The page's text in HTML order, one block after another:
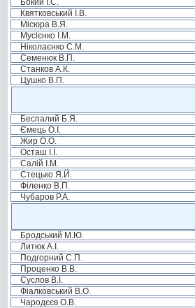
Бокий І.С.
Квятковський І.В.
Місюра В.Я.
Мусієнко І.М.
Ніколаєнко С.М.
Семенюк В.П.
Станков А.К.
Цушко В.П.
Беспалий Б.Я.
Ємець О.І.
Жир О.О.
Осташ І.І.
Салій І.М.
Стецько Я.Й.
Філенко В.П.
Чубаров Р.А.
Бродський М.Ю.
Литюк А.І.
Подгорний С.П.
Проценко В.В.
Суслов В.І.
Фіалковський В.О.
Чародєєв О.В.